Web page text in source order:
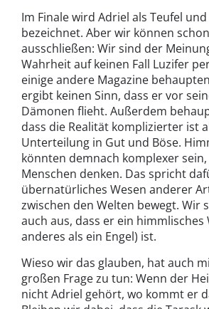
Im Finale wird Adriel als Teufel
bezeichnet. Aber wir können
ausschließen: Wir sind der
Wahrheit auf keinen Fall Luzifer
einige andere Magazine
ergibt keinen Sinn, dass er vor
Dämonen flieht. Außerdem
dass die Realität komplizierter ist
Unterteilung in Gut und Böse.
könnten demnach komplexer
Menschen denken. Das spricht
übernatürliches Wesen anderer
zwischen den Welten bewegt. Wir
auch aus, dass er ein himmlisches
anderes als ein Engel) ist.
Wieso wir das glauben, hat auch
großen Frage zu tun: Wenn der
nicht Adriel gehört, wo kommt er